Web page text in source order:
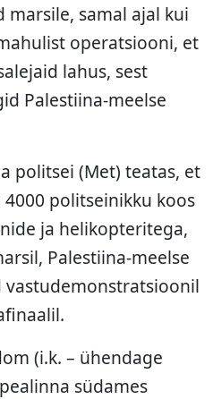
samal ajal kui
operatsiooni, et
lahus, sest
Palestiina-meelse
politsei (Met) teatas, et
politseinikku koos
ja helikopteritega,
Palestiina-meelse
(i.k. – ühendage
südames